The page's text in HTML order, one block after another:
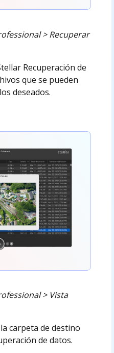
> Recuperar
Recuperación de
que se pueden
deseados.
> Vista
carpeta de destino
de datos.